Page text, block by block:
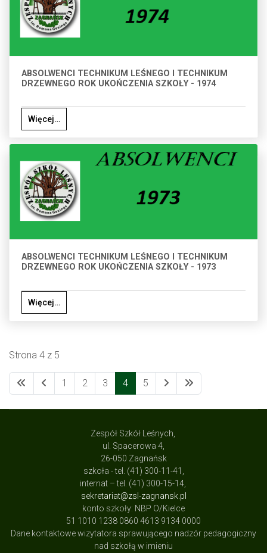
ABSOLWENCI TECHNIKUM LEŚNEGO I TECHNIKUM
DRZEWNEGO ROK UKOŃCZENIA SZKOŁY - 1974
Więcej…
ABSOLWENCI TECHNIKUM LEŚNEGO I TECHNIKUM
DRZEWNEGO ROK UKOŃCZENIA SZKOŁY - 1973
Więcej…
Strona 4 z 5
1 2 3 4 5
Zespół Szkół Leśnych,
ul. Spacerowa 4,
26-050 Zagnańsk
szkoła - tel. (41) 300-11-41,
internat – tel. (41) 300-15-14,
sekretariat@zsl-zagnansk.pl
konto szkoły: NBP O/Kielce
51 1010 1238 0860 4613 9134 0000
Dane kontaktowe wizytatora sprawującego nadzór pedagogiczny
nad szkołą w imieniu